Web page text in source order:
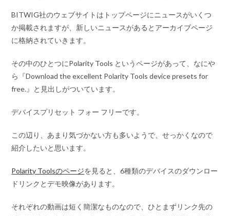
BITWIG社のウェブサイトはトップページにニュースがいくつ
か掲載されますが、新しいニュースがあるとアーカイブページ
に格納されていきます。
その中のひとつにPolarity Tools というページがあって、なにや
ら『Download the excellent Polarity Tools device presets for
free.』と見出しがついています。
デバイスプリセット フォー フリーです。
この辺り、あまり気づかない方も多いようで、せっかくなので
紹介したいと思います。
Polarity Toolsのページを見ると、6種類のデバイスのダウンロー
ドリンクとデモ映像があります。
それぞれの動画は短く簡潔なものなので、ひとまずリンク先の